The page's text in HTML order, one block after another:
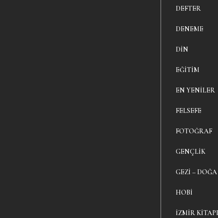
DEFTER
DENEME
DIN
EĞITIM
EN YENILER
FELSEFE
FOTOĞRAF
GENÇLIK
GEZI – DOĞA
HOBI
İZMIR